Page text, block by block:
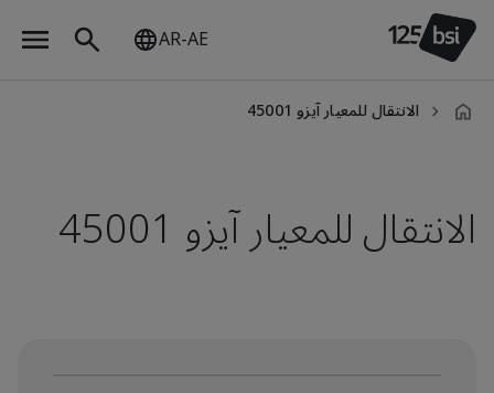
AR-AE
ar-
الانتقال للمعيار آيزو 45001
الانتقال للمعيار آيزو 45001